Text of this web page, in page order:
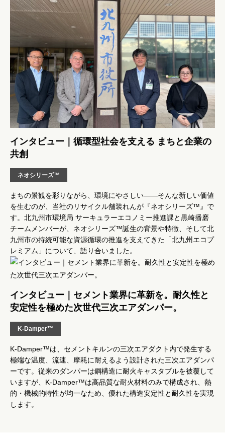
インタビュー｜循環型社会を支える まちと企業の
共創
ネオシリーズ™
まちの景観を彩りながら、環境にやさしい――そんな新しい価値
を生むのが、当社のリサイクル舗装れんが『ネオシリーズ™』で
す。北九州市環境局 サーキュラーエコノミー推進課と黒崎播磨
チームメンバーが、ネオシリーズ™誕生の背景や特徴、そして北
九州市の持続可能な資源循環の推進を支えてきた「北九州エコプ
レミアム」について、語り合いました。
インタビュー｜セメント業界に革新を。耐久性と
安定性を極めた次世代三次エアダンパー。
K-Damper™
K-Damper™は、セメントキルンの三次エアダクト内で発生する
極端な温度、流速、摩耗に耐えるよう設計された三次エアダンパ
ーです。従来のダンパーは鋼構造に耐火キャスタブルを被覆して
いますが、K-Damper™は高品質な耐火材料のみで構成され、熱
的・機械的特性が均一なため、優れた構造安定性と耐久性を実現
します。